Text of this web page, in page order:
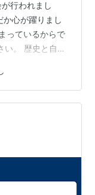
行われまし
か心が躍りまし
っているからで
い。 歴史と自然
しょうか🌿✨
転バスは、JR新
の距離をつなぐ
ロとはいえ、そ
てみてくださ